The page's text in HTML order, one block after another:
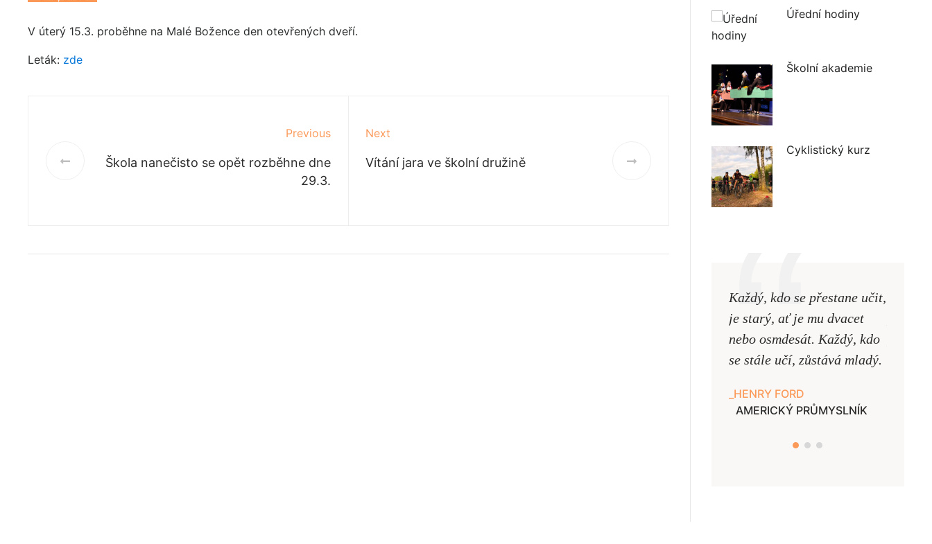
V úterý 15.3. proběhne na Malé Božence den otevřených dveří.
Leták: zde
Previous
Škola nanečisto se opět rozběhne dne
29.3.
Next
Vítání jara ve školní družině
Úřední hodiny
Školní akademie
Cyklistický kurz
Každý, kdo se přestane učit,
je starý, ať je mu dvacet
nebo osmdesát. Každý, kdo
se stále učí, zůstává mladý.
HENRY FORD
AMERICKÝ PRŮMYSLNÍK